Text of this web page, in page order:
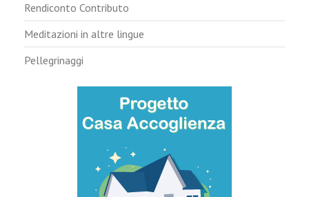
Rendiconto Contributo
Meditazioni in altre lingue
Pellegrinaggi